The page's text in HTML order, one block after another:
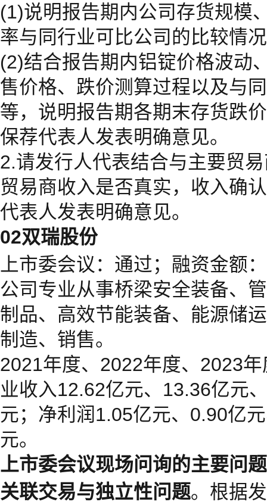
(1)说明报告期内公司存货规模
率与同行业可比公司的比较情
(2)结合报告期内铝锭价格波动
售价格、跌价测算过程以及与
等，说明报告期各期末存货跌
保荐代表人发表明确意见。
2.请发行人代表结合与主要贸
贸易商收入是否真实，收入确
代表人发表明确意见。
02双瑞股份
上市委会议：通过；融资金额
公司专业从事桥梁安全装备、
制品、高效节能装备、能源储
制造、销售。
2021年度、2022年度、2023
业收入12.62亿元、13.36亿元
元；净利润1.05亿元、0.90亿
元。
上市委会议现场问询的主要问题
关联交易与独立性问题。根据